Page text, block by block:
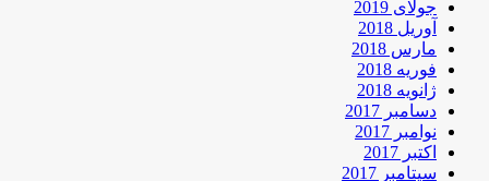
جولای 2019
آوریل 2018
مارس 2018
فوریه 2018
ژانویه 2018
دسامبر 2017
نوامبر 2017
اکتبر 2017
سپتامبر 2017